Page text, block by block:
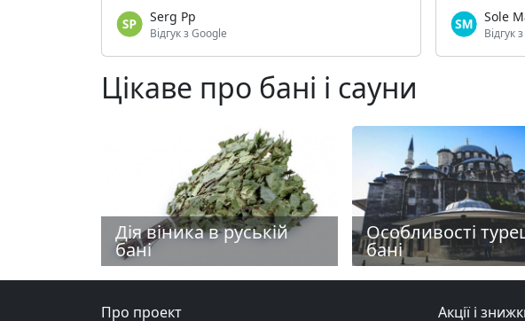
Serg Pp
Відгук з Google
Sole
Відгук
Цікаве про бані і сауни
Дія віника в руській
бані
Особливості
бані
Про проект Акції і